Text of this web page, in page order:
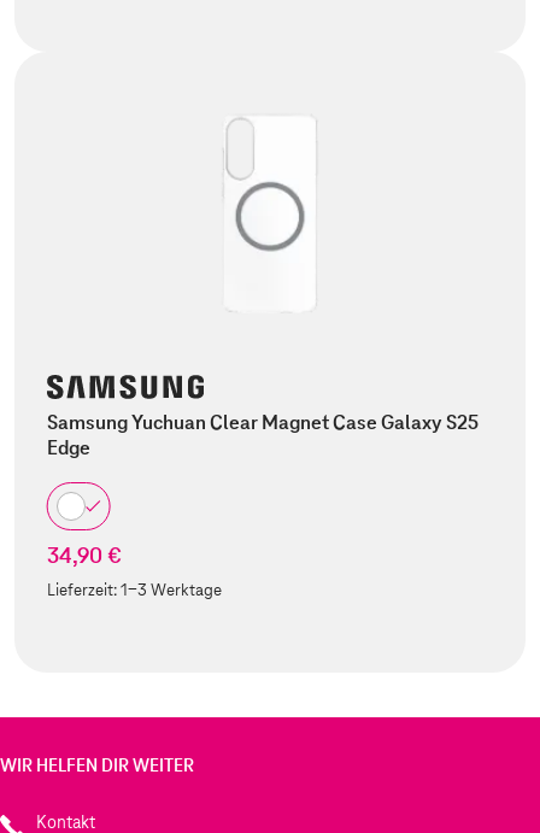
Samsung Yuchuan Clear Magnet Case Galaxy S25
Edge
34,90 €
Lieferzeit:1-3 Werktage
WIR HELFEN DIR WEITER
Kontakt